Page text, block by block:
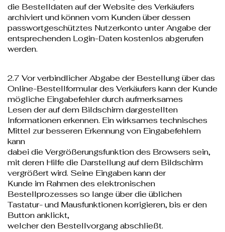
die Bestelldaten auf der Website des Verkäufers
archiviert und können vom Kunden über dessen
passwortgeschütztes Nutzerkonto unter Angabe der
entsprechenden Login-Daten kostenlos abgerufen
werden.
2.7 Vor verbindlicher Abgabe der Bestellung über das
Online-Bestellformular des Verkäufers kann der Kunde
mögliche Eingabefehler durch aufmerksames
Lesen der auf dem Bildschirm dargestellten
Informationen erkennen. Ein wirksames technisches
Mittel zur besseren Erkennung von Eingabefehlern
kann
dabei die Vergrößerungsfunktion des Browsers sein,
mit deren Hilfe die Darstellung auf dem Bildschirm
vergrößert wird. Seine Eingaben kann der
Kunde im Rahmen des elektronischen
Bestellprozesses so lange über die üblichen
Tastatur- und Mausfunktionen korrigieren, bis er den
Button anklickt,
welcher den Bestellvorgang abschließt.